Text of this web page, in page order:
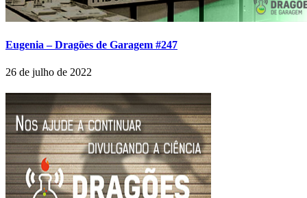
Eugenia – Dragões de Garagem #247
26 de julho de 2022